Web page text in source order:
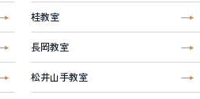
桂教室
長岡教室
松井山手教室